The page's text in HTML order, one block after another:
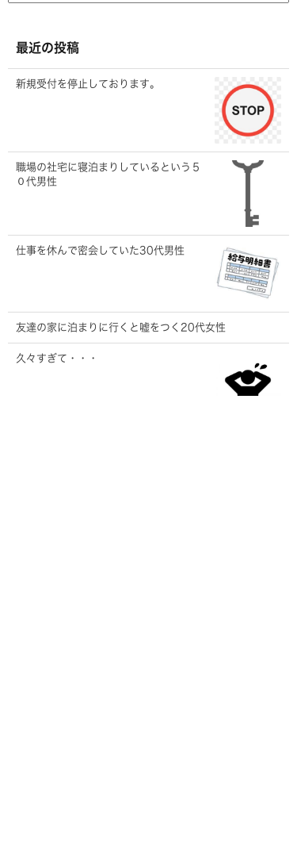
最近の投稿
新規受付を停止しております。
職場の社宅に寝泊まりしているという５
０代男性
仕事を休んで密会していた30代男性
友達の家に泊まりに行くと嘘をつく20代女性
久々すぎて・・・